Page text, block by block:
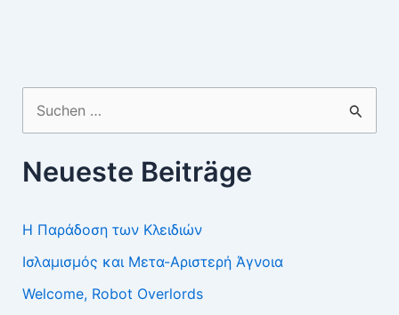
Suchen
nach:
Neueste Beiträge
Η Παράδοση των Κλειδιών
Ισλαμισμός και Μετα-Αριστερή Άγνοια
Welcome, Robot Overlords